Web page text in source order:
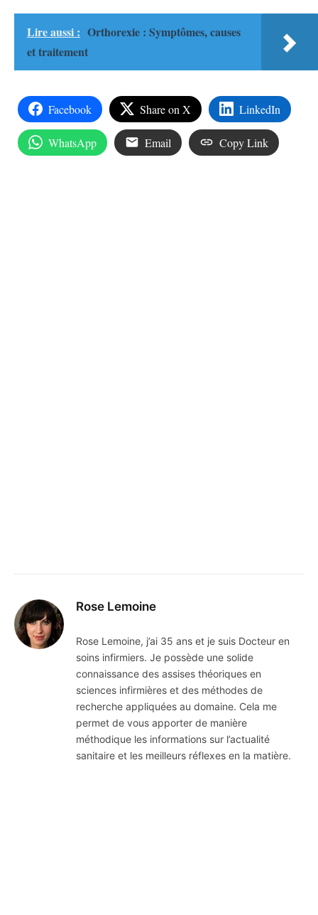
Lire aussi : Orthorexie : Symptômes, causes
et traitement
Facebook Share on X LinkedIn
WhatsApp Email Copy Link
Rose Lemoine
Rose Lemoine, j’ai 35 ans et je suis Docteur en
soins infirmiers. Je possède une solide
connaissance des assises théoriques en
sciences infirmières et des méthodes de
recherche appliquées au domaine. Cela me
permet de vous apporter de manière
méthodique les informations sur l’actualité
sanitaire et les meilleurs réflexes en la matière.